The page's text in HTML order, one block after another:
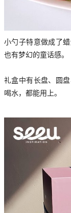
小勺子特意做成了
也有梦幻的童话感。
礼盒中有长盘、圆
喝水，都能用上。